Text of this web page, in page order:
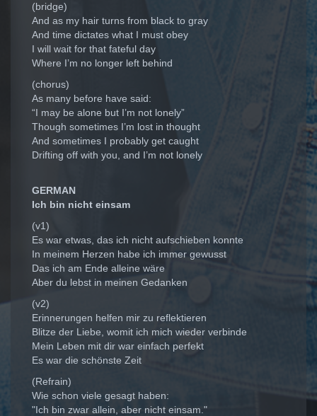
(bridge)
And as my hair turns from black to gray
And time dictates what I must obey
I will wait for that fateful day
Where I’m no longer left behind
(chorus)
As many before have said:
“I may be alone but I’m not lonely”
Though sometimes I’m lost in thought
And sometimes I probably get caught
Drifting off with you, and I’m not lonely
GERMAN
Ich bin nicht einsam
(v1)
Es war etwas, das ich nicht aufschieben konnte
In meinem Herzen habe ich immer gewusst
Das ich am Ende alleine wäre
Aber du lebst in meinen Gedanken
(v2)
Erinnerungen helfen mir zu reflektieren
Blitze der Liebe, womit ich mich wieder verbinde
Mein Leben mit dir war einfach perfekt
Es war die schönste Zeit
(Refrain)
Wie schon viele gesagt haben:
"Ich bin zwar allein, aber nicht einsam."